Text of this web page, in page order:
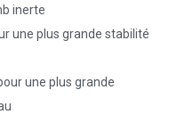
inerte
une plus grande stabilité
une plus grande